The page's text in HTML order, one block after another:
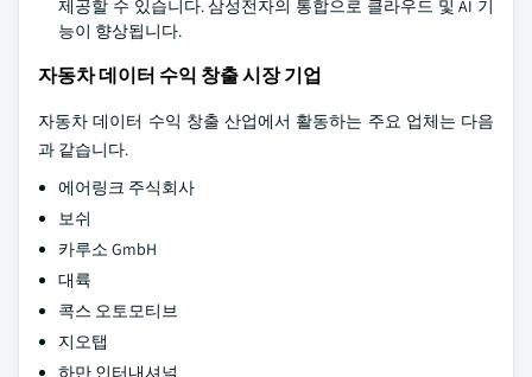
제공할 수 있습니다. 삼성전자의 통합으로 클라우드 및 AI 기
능이 향상됩니다.
자동차 데이터 수익 창출 시장 기업
자동차 데이터 수익 창출 산업에서 활동하는 주요 업체는 다음
과 같습니다.
에어링크 주식회사
보쉬
카루소 GmbH
대륙
콕스 오토모티브
지오탭
하만 인터내셔널